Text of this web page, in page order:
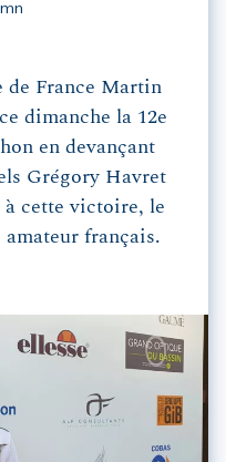
de France Martin
dimanche la 12e
en devançant
Grégory Havret
cette victoire, le
amateur français.